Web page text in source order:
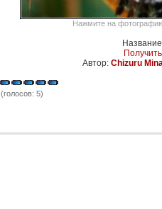
Нажмите на
Автор: Chizuru
(голосов: 5)